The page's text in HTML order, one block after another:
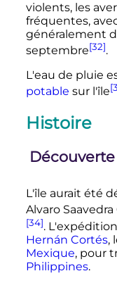
violents, les
fréquentes,
généralement
septembre[32].
L'eau de pluie
potable sur l'île
Histoire
Découverte
L'île aurait été
Alvaro
[34].
Hernán Cortés,
Mexique, pour
Philippines.